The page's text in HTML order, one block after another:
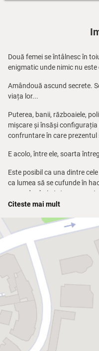
Două femei se întâlnesc în
enigmatic unde nimic nu este
Amândouă ascund secrete.
viața lor...
Puterea, banii, războaiele,
mișcare și însăși
confruntare în care
E acolo, între ele, soarta
Este posibil ca una dintre
ca lumea să se cufunde în
ascunde cheia tuturor
arc peste timp, domină
FEMEIA: Maia Morgenstern
FEMEIA cunoaște
enigmatică, în spatele unui
minciună. Este o femeie
tocmai asta o transformă
Cabiria Morgenstern
EA este mai tânără și vrea
„adevărul” despre tot ce se
În ultimă instanță, sunt
Citeste mai mult